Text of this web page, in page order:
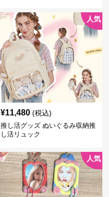
人気
¥11,480 (税込)
推し活グッズ ぬいぐるみ収納推
し活リュック
人気